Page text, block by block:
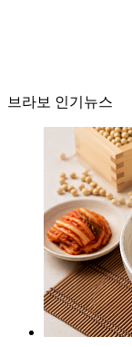
브라보 인기뉴스